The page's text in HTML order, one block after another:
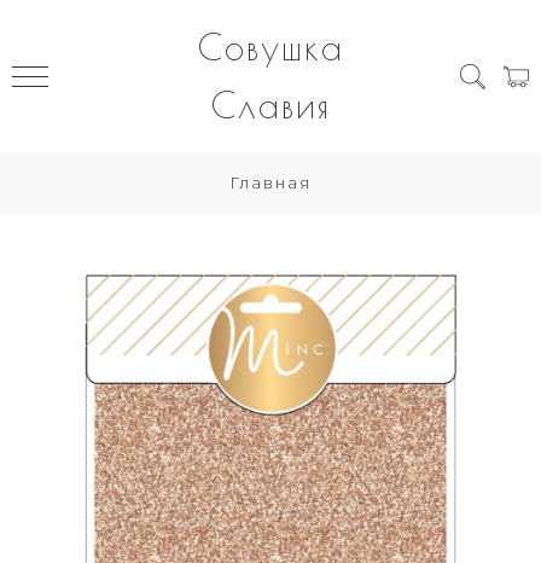
Совушка
Славия
Главная